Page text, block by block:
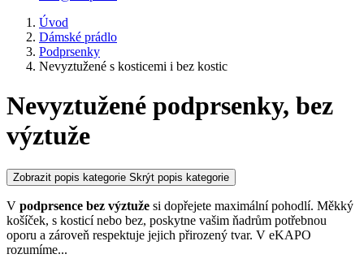
Úvod
Dámské prádlo
Podprsenky
Nevyztužené s kosticemi i bez kostic
Nevyztužené podprsenky, bez
výztuže
Zobrazit popis kategorie Skrýt popis kategorie
V podprsence bez výztuže si dopřejete maximální pohodlí. Měkký
košíček, s kosticí nebo bez, poskytne vašim ňadrům potřebnou
oporu a zároveň respektuje jejich přirozený tvar. V eKAPO
rozumíme...